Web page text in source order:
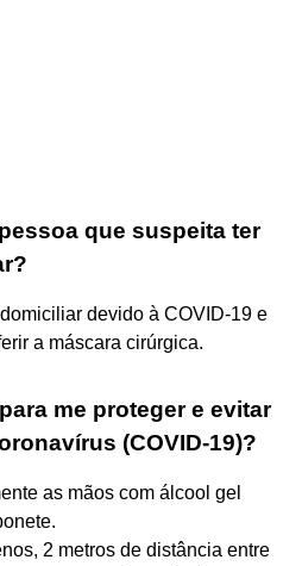
que suspeita ter
devido à COVID-19 e
a máscara cirúrgica.
me proteger e evitar
(COVID-19)?
as mãos com álcool gel
2 metros de distância entre